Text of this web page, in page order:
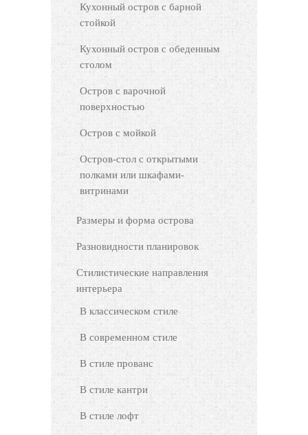
Кухонный остров с барной
стойкой
Кухонный остров с обеденным
столом
Остров с варочной
поверхностью
Остров с мойкой
Остров-стол с открытыми
полками или шкафами-
витринами
Размеры и форма острова
Разновидности планировок
Стилистические направления
интерьера
В классическом стиле
В современном стиле
В стиле прованс
В стиле кантри
В стиле лофт